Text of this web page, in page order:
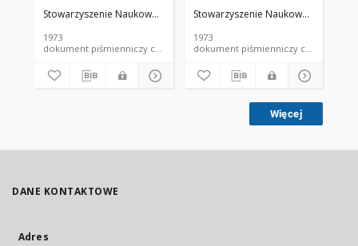
Stowarzyszenie Naukowo-Techniczne Inżynierów i Techników
1973
dokument piśmienniczy czasopismo
Stowarzyszenie Naukowo-
1973
dokument piśmienniczy czasopismo
Więcej
DANE KONTAKTOWE
Adres